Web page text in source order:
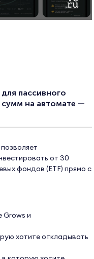
пассивного
на автомате —
позволяет
от 30
фондов (ETF) прямо с
Grows и
хотите откладывать